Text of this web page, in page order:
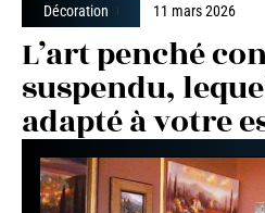
Décoration 11 mars 2026
L’art penché
suspendu,
adapté à votre